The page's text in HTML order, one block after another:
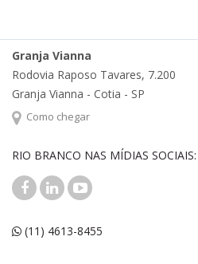
Granja Vianna
Rodovia Raposo Tavares, 7.200
Granja Vianna - Cotia - SP
Como chegar
RIO BRANCO NAS MÍDIAS SOCIAIS:
(11) 4613-8455